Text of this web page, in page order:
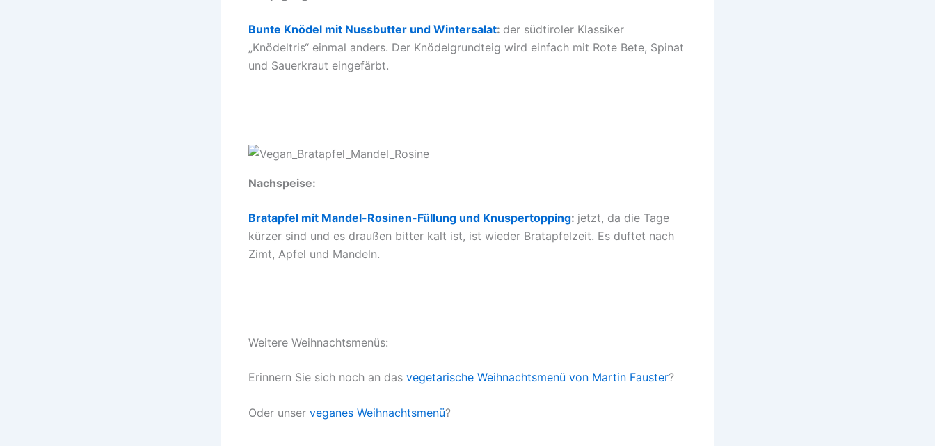
Bunte Knödel mit Nussbutter und Wintersalat: der südtiroler Klassiker
„Knödeltris“ einmal anders. Der Knödelgrundteig wird einfach mit Rote Bete, Spinat
und Sauerkraut eingefärbt.
Nachspeise:
Bratapfel mit Mandel-Rosinen-Füllung und Knuspertopping: jetzt, da die Tage
kürzer sind und es draußen bitter kalt ist, ist wieder Bratapfelzeit. Es duftet nach
Zimt, Apfel und Mandeln.
Weitere Weihnachtsmenüs:
Erinnern Sie sich noch an das vegetarische Weihnachtsmenü von Martin Fauster?
Oder unser veganes Weihnachtsmenü?